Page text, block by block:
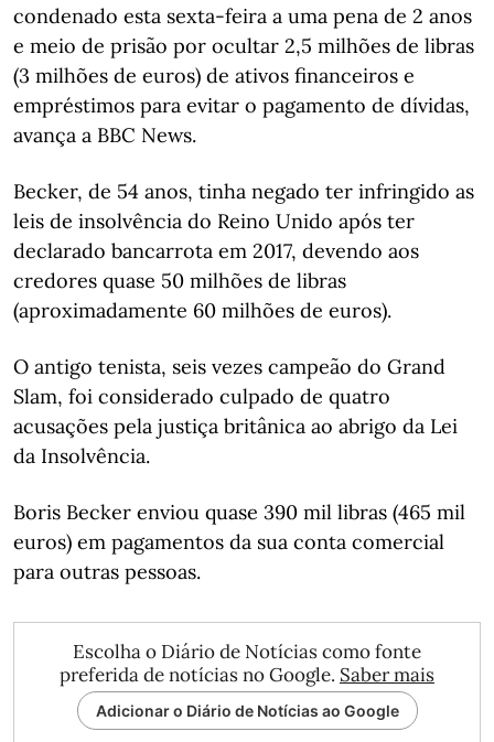
condenado esta sexta-feira a uma pena de 2 anos
e meio de prisão por ocultar 2,5 milhões de libras
(3 milhões de euros) de ativos financeiros e
empréstimos para evitar o pagamento de dívidas,
avança a BBC News.
Becker, de 54 anos, tinha negado ter infringido as
leis de insolvência do Reino Unido após ter
declarado bancarrota em 2017, devendo aos
credores quase 50 milhões de libras
(aproximadamente 60 milhões de euros).
O antigo tenista, seis vezes campeão do Grand
Slam, foi considerado culpado de quatro
acusações pela justiça britânica ao abrigo da Lei
da Insolvência.
Boris Becker enviou quase 390 mil libras (465 mil
euros) em pagamentos da sua conta comercial
para outras pessoas.
Escolha o Diário de Notícias como fonte
preferida de notícias no Google. Saber mais
Adicionar o Diário de Notícias ao Google